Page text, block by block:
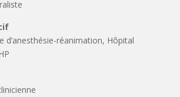
d’anesthésie-réanimation, Hôpital